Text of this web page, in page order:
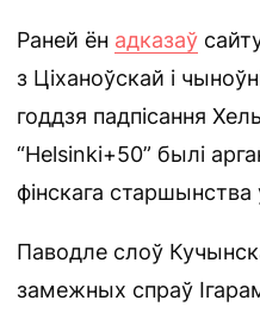
Раней ён адказаў
з Ціханоўскай і
годдзя падпісання
“Helsinki+50” былі
фінскага старшынства
Паводле слоў
замежных спраў